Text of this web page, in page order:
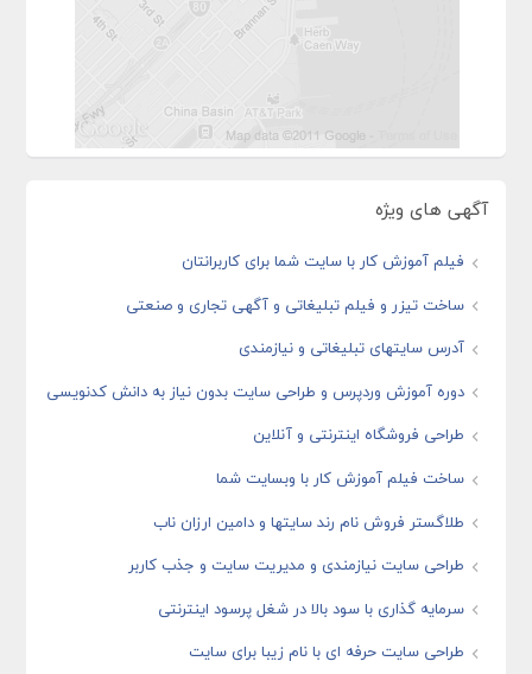
آگهی های ویژه
فیلم آموزش کار با سایت شما برای کاربرانتان
ساخت تیزر و فیلم تبلیغاتی و آگهی تجاری و صنعتی
آدرس سایتهای تبلیغاتی و نیازمندی
دوره آموزش وردپرس و طراحی سایت بدون نیاز به دانش کدنویسی
طراحی فروشگاه اینترنتی و آنلاین
ساخت فیلم آموزش کار با وبسایت شما
طلاگستر فروش نام رند سایتها و دامین ارزان ناب
طراحی سایت نیازمندی و مدیریت سایت و جذب کاربر
سرمایه گذاری با سود بالا در شغل پرسود اینترنتی
طراحی سایت حرفه ای با نام زیبا برای سایت